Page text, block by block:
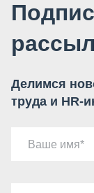
Делимся
труда и HR-
Ваше имя